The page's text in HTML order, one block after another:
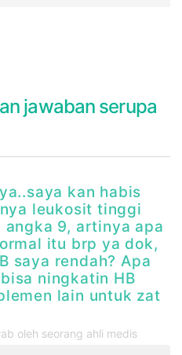
jawaban serupa
kan habis
leukosit tinggi
angka 9, artinya apa
itu brp ya dok,
saya rendah? Apa
ningkatin HB
lain untuk zat
oleh seorang ahli medis